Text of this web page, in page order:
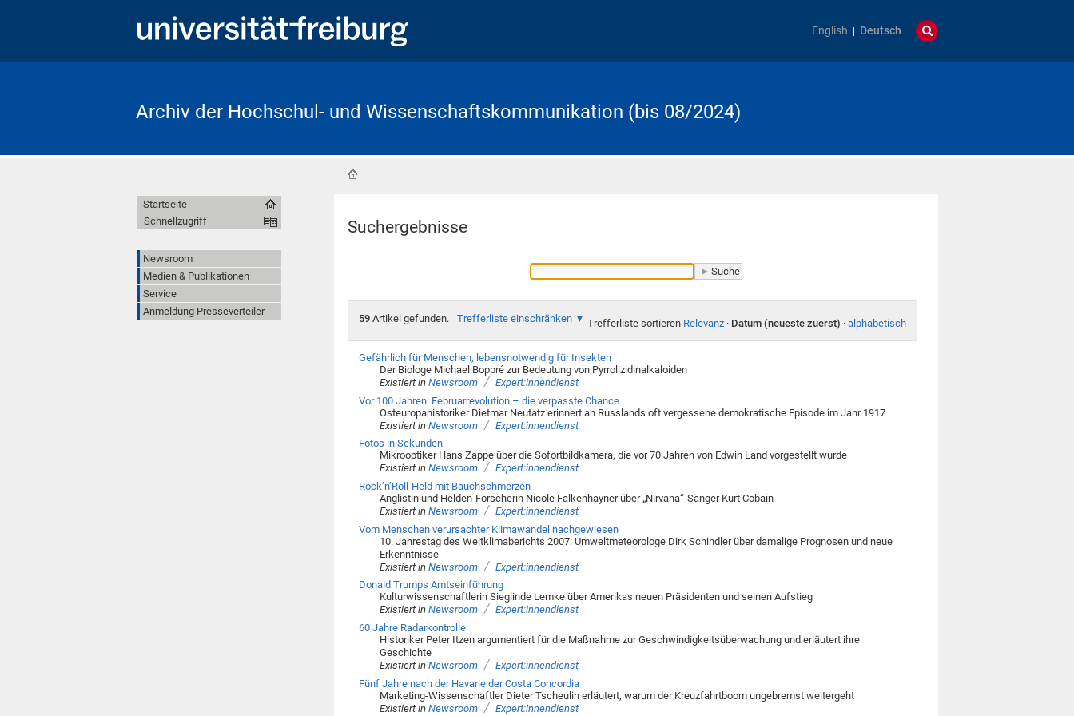
English Deutsch
Archiv der Hochschul- und Wissenschaftskommunikation (bis 08/2024)
Suchergebnisse
59Artikel gefunden. Trefferliste einschränken Trefferliste sortieren Relevanz · Datum (neueste zuerst) · alphabetisch
Gefährlich für Menschen, lebensnotwendig für Insekten
Der Biologe Michael Boppré zur Bedeutung von Pyrrolizidinalkaloiden
Existiert in Newsroom / Expert:innendienst
Vor 100 Jahren: Februarrevolution – die verpasste Chance
Osteuropahistoriker Dietmar Neutatz erinnert an Russlands oft vergessene demokratische Episode im Jahr 1917
Existiert in Newsroom / Expert:innendienst
Fotos in Sekunden
Mikrooptiker Hans Zappe über die Sofortbildkamera, die vor 70 Jahren von Edwin Land vorgestellt wurde
Existiert in Newsroom / Expert:innendienst
Rock’n’Roll-Held mit Bauchschmerzen
Anglistin und Helden-Forscherin Nicole Falkenhayner über „Nirvana“-Sänger Kurt Cobain
Existiert in Newsroom / Expert:innendienst
Vom Menschen verursachter Klimawandel nachgewiesen
10. Jahrestag des Weltklimaberichts 2007: Umweltmeteorologe Dirk Schindler über damalige Prognosen und neue
Erkenntnisse
Existiert in Newsroom / Expert:innendienst
Donald Trumps Amtseinführung
Kulturwissenschaftlerin Sieglinde Lemke über Amerikas neuen Präsidenten und seinen Aufstieg
Existiert in Newsroom / Expert:innendienst
60 Jahre Radarkontrolle
Historiker Peter Itzen argumentiert für die Maßnahme zur Geschwindigkeitsüberwachung und erläutert ihre
Geschichte
Existiert in Newsroom / Expert:innendienst
Fünf Jahre nach der Havarie der Costa Concordia
Marketing-Wissenschaftler Dieter Tscheulin erläutert, warum der Kreuzfahrtboom ungebremst weitergeht
Existiert in Newsroom / Expert:innendienst
Startseite
Schnellzugriff
Newsroom
Medien & Publikationen
Service
Anmeldung Presseverteiler